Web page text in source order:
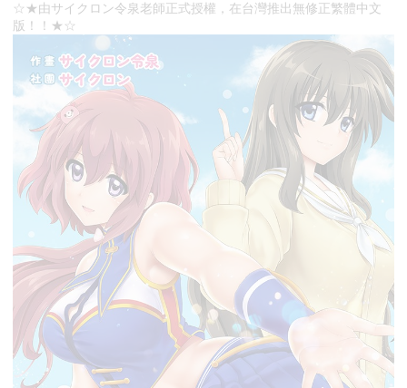
☆★由サイクロン令泉老師正式授權，在台灣推出無修正繁體中文
版！！★☆